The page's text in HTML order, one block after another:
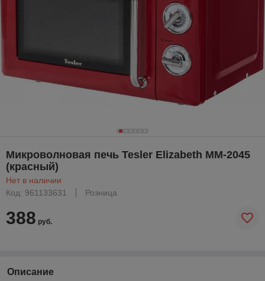
Микроволновая печь Tesler Elizabeth MM-2045
(красный)
Нет в наличии
Код: 961133631
Розница
388 руб.
Описание